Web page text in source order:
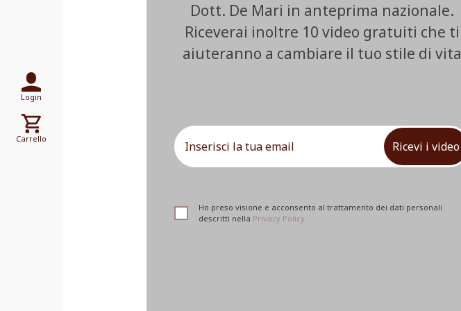
Login
Carrello
Dott. De Mari in anteprima nazionale.
Riceverai inoltre 10 video gratuiti che ti
aiuteranno a cambiare il tuo stile di vita
Ricevi i video
Ho preso visione e acconsento al trattamento dei dati personali
descritti nella Privacy Policy